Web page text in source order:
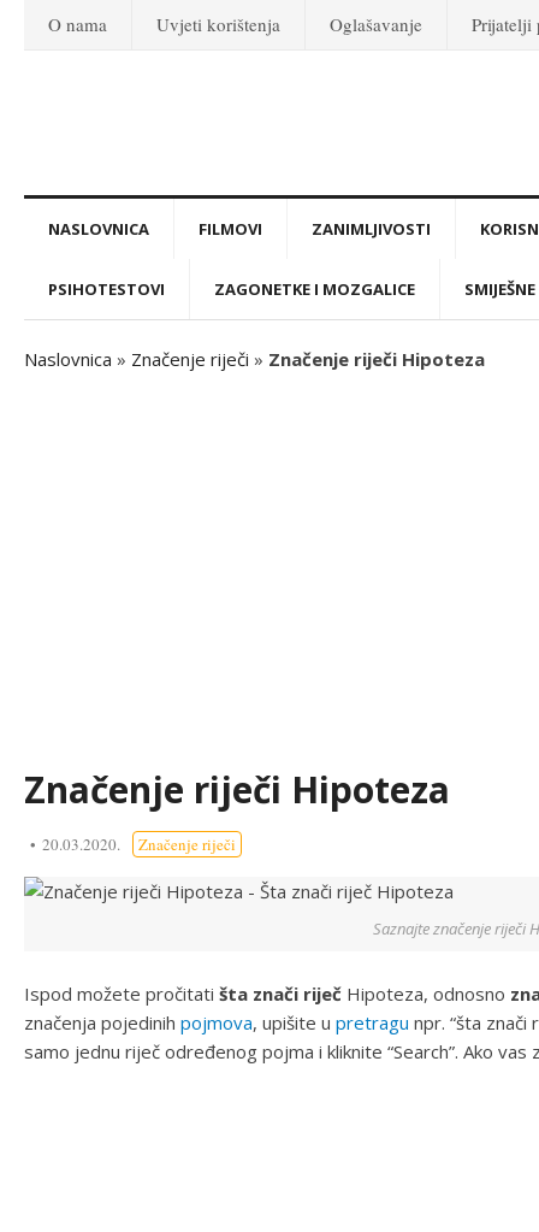
O nama Uvjeti korištenja Oglašavanje Prijatelji
NASLOVNICA FILMOVI ZANIMLJIVOSTI
PSIHOTESTOVI ZAGONETKE I MOZGALICE
Naslovnica » Značenje riječi » Značenje riječi Hipoteza
Značenje riječi Hipoteza
20.03.2020. Značenje riječi
Saznajte značenje riječi
Ispod možete pročitati šta znači riječ Hipoteza, odnosno
značenja pojedinih pojmova, upišite u pretragu npr. “šta znači
samo jednu riječ određenog pojma i kliknite “Search”. Ako